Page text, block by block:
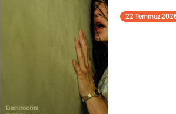
22 Temmuz